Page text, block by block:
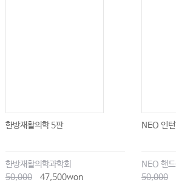
한방재활의학 5판
한방재활의학과학회
50,000
47,500won
NEO 인
NEO 핸
50,000